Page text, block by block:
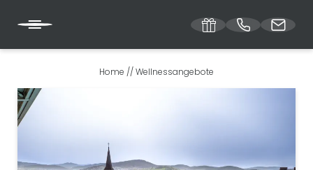
DER RANDSBERGERHOF
Home //Wellnessangebote